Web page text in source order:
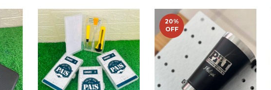
20%
OFF